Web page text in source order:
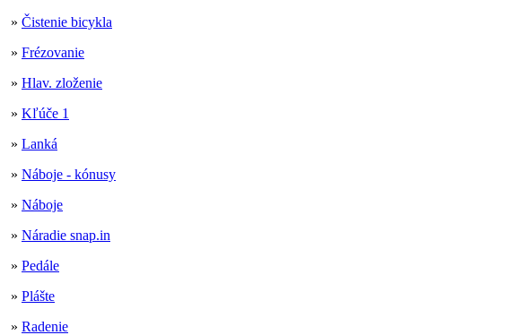
» Čistenie bicykla
» Frézovanie
» Hlav. zloženie
» Kľúče 1
» Lanká
» Náboje - kónusy
» Náboje
» Náradie snap.in
» Pedále
» Plášte
» Radenie